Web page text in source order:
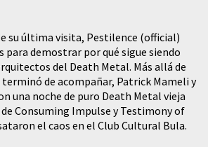
su última visita, Pestilence (official)
para demostrar por qué sigue siendo
del Death Metal. Más allá de
terminó de acompañar, Patrick Mameli y
una noche de puro Death Metal vieja
Consuming Impulse y Testimony of
el caos en el Club Cultural Bula.